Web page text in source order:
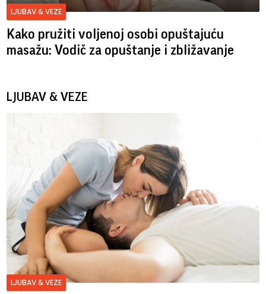
LJUBAV & VEZE
Kako pružiti voljenoj osobi opuštajuću
masažu: Vodič za opuštanje i zbližavanje
LJUBAV & VEZE
LJUBAV & VEZE